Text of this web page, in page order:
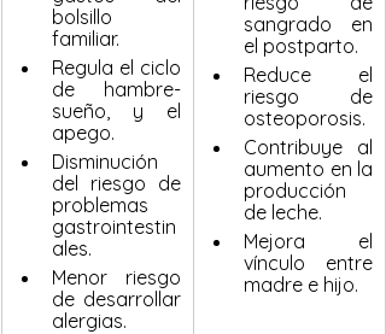
bolsillo
familiar.
Regula el ciclo
de hambre-
sueño, y el
apego.
Disminución
del riesgo de
problemas
gastrointestin
ales.
Menor riesgo
de desarrollar
alergias.
sangrado en
el postparto.
Reduce el
riesgo de
osteoporosis.
Contribuye al
aumento en la
producción
de leche.
Mejora el
vínculo entre
madre e hijo.